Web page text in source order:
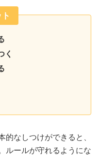
く
的なしつけができると、
ルールが守れるようにな